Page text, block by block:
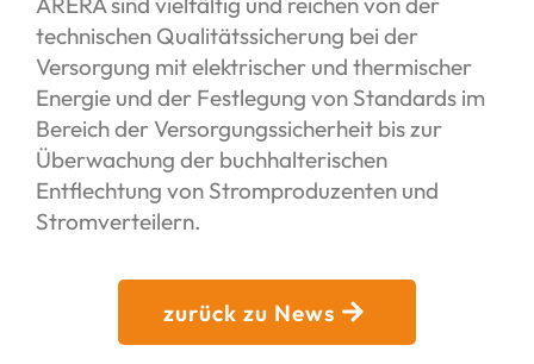
technischen Qualitätssicherung bei der
Versorgung mit elektrischer und thermischer
Energie und der Festlegung von Standards im
Bereich der Versorgungssicherheit bis zur
Überwachung der buchhalterischen
Entflechtung von Stromproduzenten und
Stromverteilern.
zurück zu News